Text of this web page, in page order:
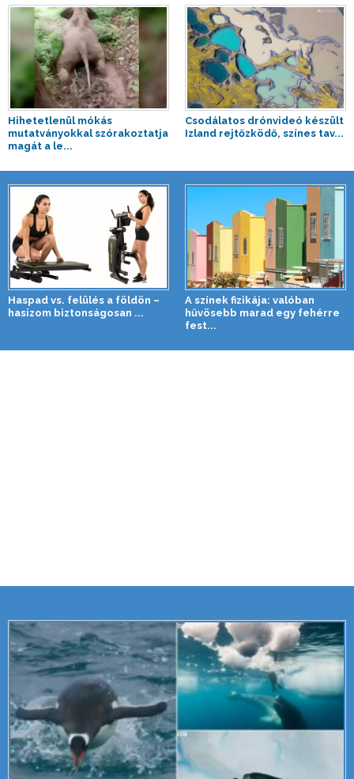
Hihetetlenül mókás
mutatványokkal szórakoztatja
magát a le...
Csodálatos drónvideó készült
Izland rejtőzködő, színes tav...
Haspad vs. felülés a földön –
hasizom biztonságosan ...
A színek fizikája: valóban
hűvösebb marad egy fehérre
fest...